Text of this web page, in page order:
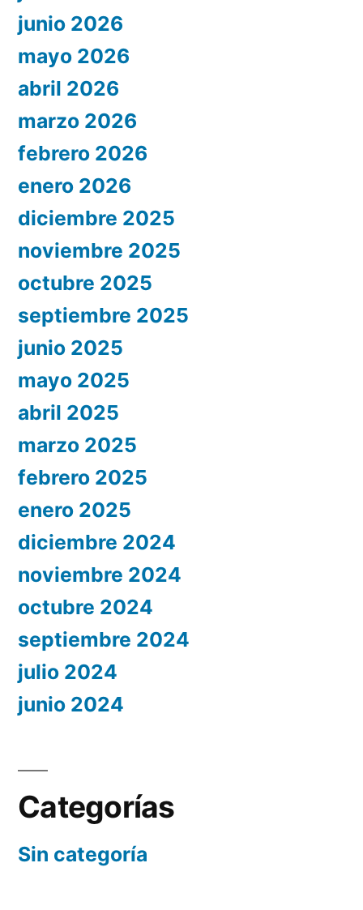
junio 2026
mayo 2026
abril 2026
marzo 2026
febrero 2026
enero 2026
diciembre 2025
noviembre 2025
octubre 2025
septiembre 2025
junio 2025
mayo 2025
abril 2025
marzo 2025
febrero 2025
enero 2025
diciembre 2024
noviembre 2024
octubre 2024
septiembre 2024
julio 2024
junio 2024
Categorías
Sin categoría